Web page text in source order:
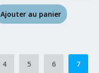
Ajouter au panier
4 5 6 7